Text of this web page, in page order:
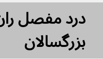
درد مفصل
بزرگسالان